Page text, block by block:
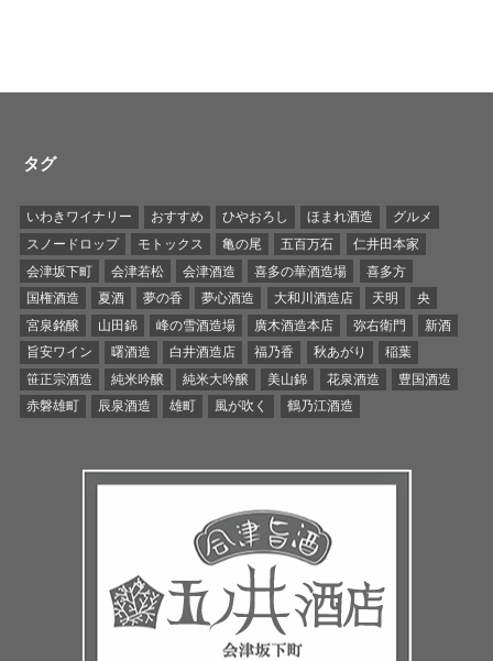
タグ
いわきワイナリー おすすめ ひやおろし ほまれ酒造
グルメ
スノードロップ
モトックス 亀の尾 五百万石
仁井田本家
会津坂下町
会津若松 会津酒造 喜多の華酒造場
喜多方
国権酒造
夏酒 夢の香 夢心酒造 大和川酒造店 天明
央
宮泉銘醸
山田錦 峰の雪酒造場 廣木酒造本店 弥右衛門
新酒
旨安ワイン
曙酒造 白井酒造店 福乃香 秋あがり
稲葉
笹正宗酒造
純米吟醸 純米大吟醸 美山錦 花泉酒造
豊国酒造
赤磐雄町
辰泉酒造 雄町 風が吹く 鶴乃江酒造